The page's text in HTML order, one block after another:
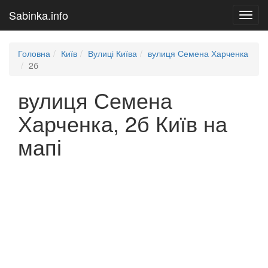
Sabinka.info
Головна Київ Вулиці Київа
вулиця Семена Харченка
2б
вулиця Семена
Харченка, 2б Київ на
мапі